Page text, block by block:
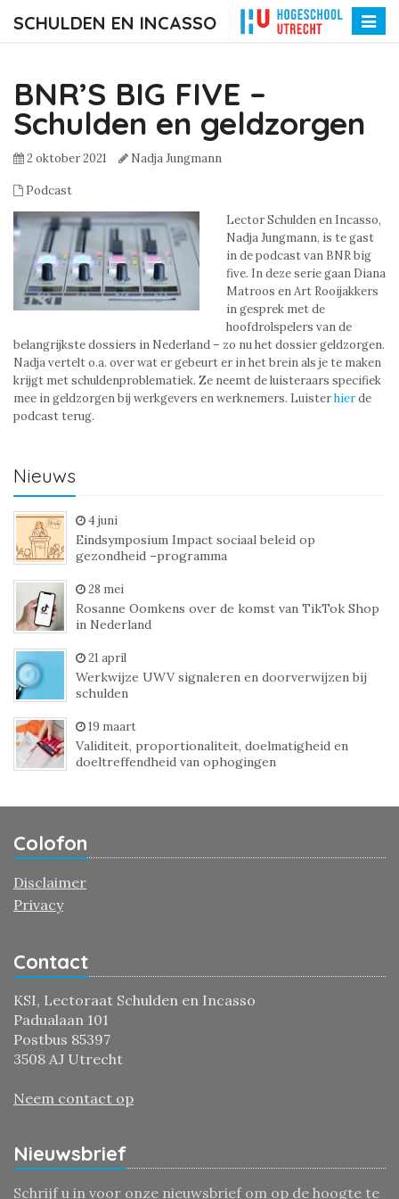
SCHULDEN EN INCASSO
Toggle
BNR’S BIG FIVE –
Schulden en geldzorgen
2 oktober 2021 Nadja Jungmann
Podcast
Lector Schulden en Incasso,
Nadja Jungmann, is te gast
in de podcast van BNR big
five. In deze serie gaan Diana
Matroos en Art Rooijakkers
in gesprek met de
hoofdrolspelers van de
belangrijkste dossiers in Nederland – zo nu het dossier geldzorgen.
Nadja vertelt o.a. over wat er gebeurt er in het brein als je te maken
krijgt met schuldenproblematiek. Ze neemt de luisteraars specifiek
mee in geldzorgen bij werkgevers en werknemers. Luisterhierde
podcast terug.
Nieuws
4 juni
Eindsymposium Impact sociaal beleid op
gezondheid –programma
28 mei
Rosanne Oomkens over de komst van TikTok Shop
in Nederland
21 april
Werkwijze UWV signaleren en doorverwijzen bij
schulden
19 maart
Validiteit, proportionaliteit, doelmatigheid en
doeltreffendheid van ophogingen
Colofon
Disclaimer
Privacy
Contact
KSI, Lectoraat Schulden en Incasso
Padualaan 101
Postbus 85397
3508 AJ Utrecht
Neem contact op
Nieuwsbrief
Schrijf u in voor onze nieuwsbrief om op de hoogte te